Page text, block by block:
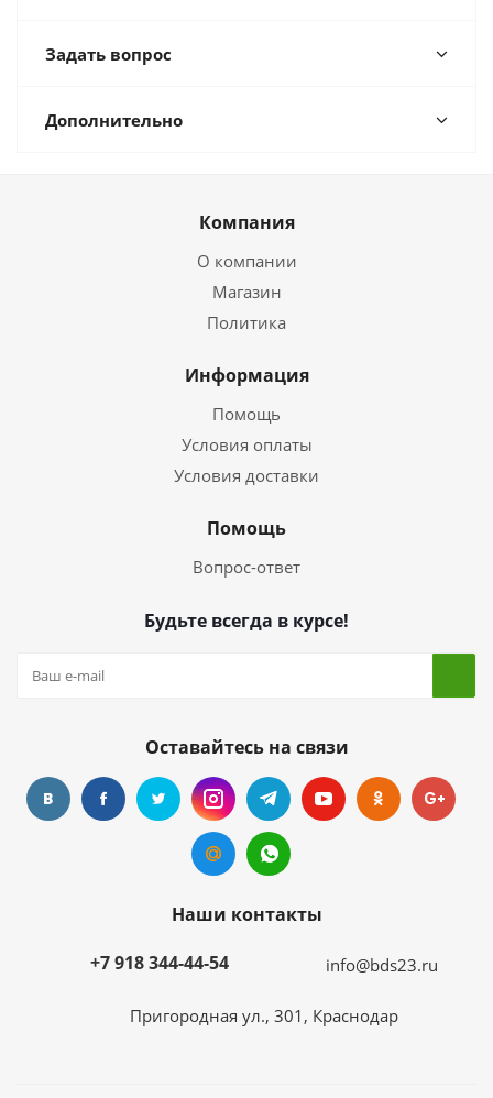
Задать вопрос
Дополнительно
Компания
О компании
Магазин
Политика
Информация
Помощь
Условия оплаты
Условия доставки
Помощь
Вопрос-ответ
Будьте всегда в курсе!
Оставайтесь на связи
Наши контакты
+7 918 344-44-54
info@bds23.ru
Пригородная ул., 301, Краснодар